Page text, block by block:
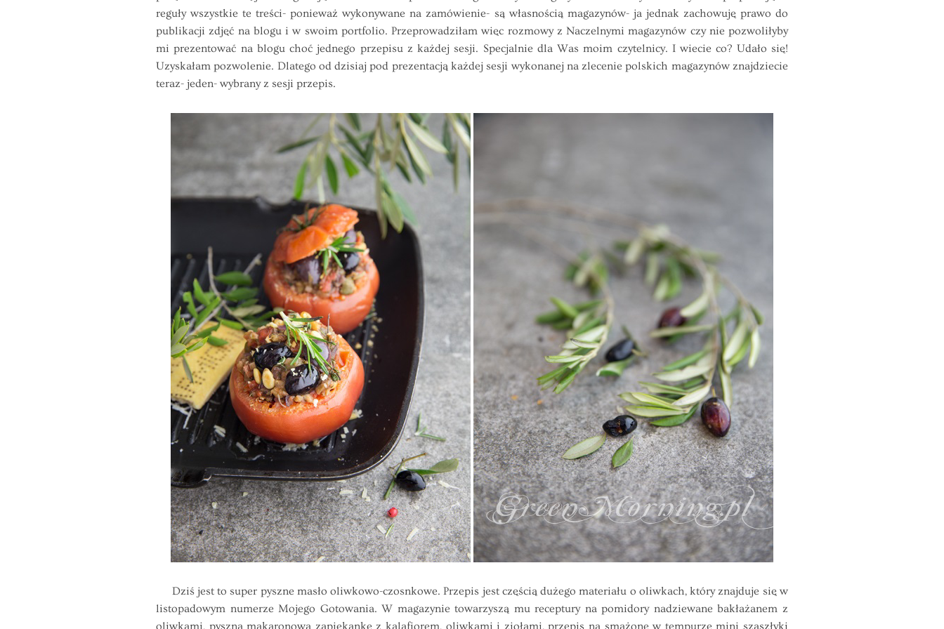
reguły wszystkie te treści- ponieważ wykonywane na zamówienie- są własnością magazynów- ja jednak zachowuję prawo do
publikacji zdjęć na blogu i w swoim portfolio. Przeprowadziłam więc rozmowy z Naczelnymi magazynów czy nie pozwoliłyby
mi prezentować na blogu choć jednego przepisu z każdej sesji. Specjalnie dla Was moim czytelnicy. I wiecie co? Udało się!
Uzyskałam pozwolenie. Dlatego od dzisiaj pod prezentacją każdej sesji wykonanej na zlecenie polskich magazynów znajdziecie
teraz- jeden- wybrany z sesji przepis.
Dziś jest to super pyszne masło oliwkowo-czosnkowe. Przepis jest częścią dużego materiału o oliwkach, który znajduje się w
listopadowym numerze Mojego Gotowania. W magazynie towarzyszą mu receptury na pomidory nadziewane bakłażanem z
oliwkami, pyszną makaronową zapiekankę z kalafiorem, oliwkami i ziołami, przepis na smażone w tempurze mini szaszłyki